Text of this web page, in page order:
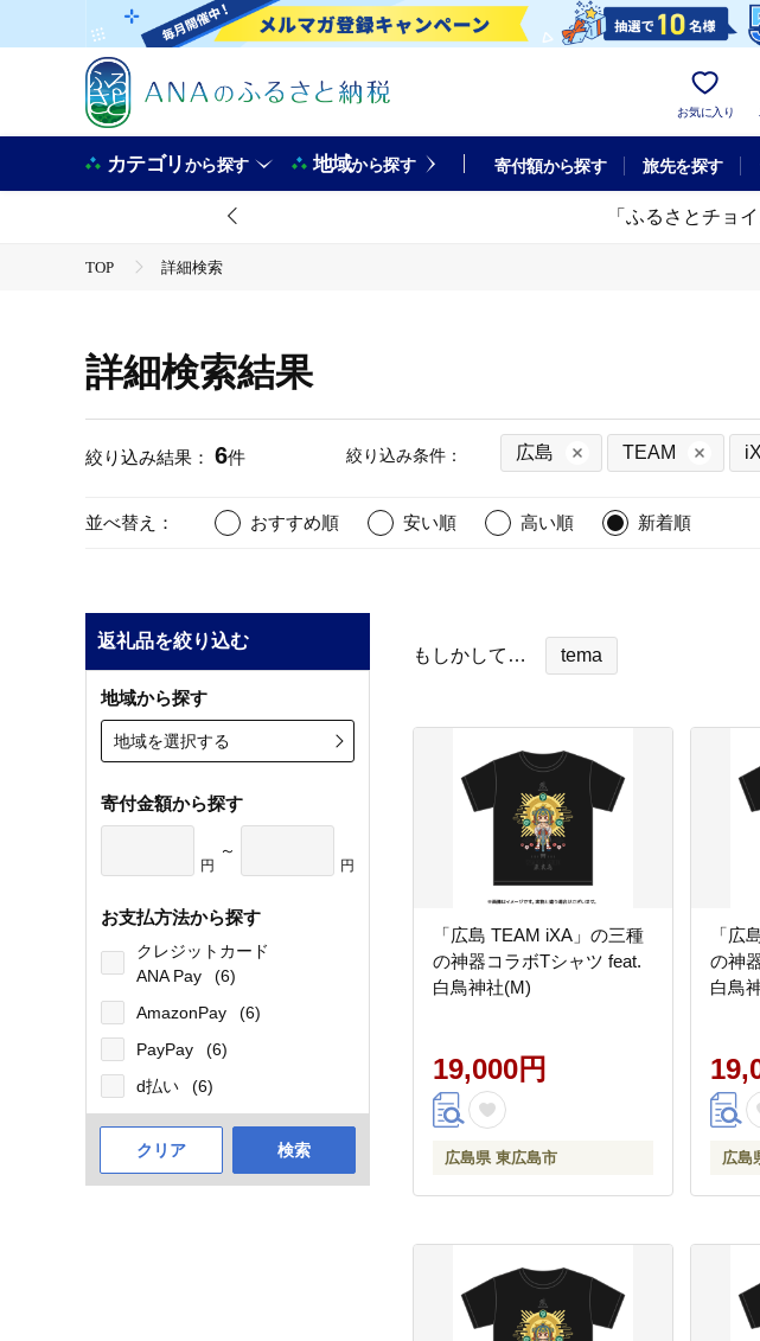
お気に入り
カテゴリから探す 地域から探す 寄付額から探す 旅先を探す
「ふるさとチョ
TOP 詳細検索
詳細検索結果
絞り込み結果： 6件 絞り込み条件： 広島 TEAM
並べ替え： おすすめ順 安い順 高い順 新着順
返礼品を絞り込む
地域から探す
地域を選択する
寄付金額から探す
円
～
円
お支払方法から探す
クレジットカード
ANA Pay
(6)
AmazonPay
(6)
PayPay
(6)
d払い
(6)
クリア 検索
もしかして… tema
「広島 TEAM iXA」の三種
の神器コラボTシャツ feat.
白鳥神社(M)
19,000円
広島県 東広島市
「広
の神
白鳥
広島